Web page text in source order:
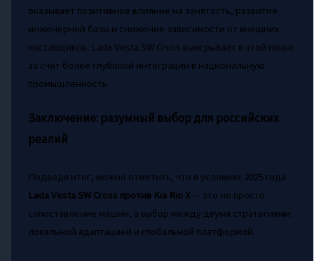
оказывает позитивное влияние на занятость, развитие
инженерной базы и снижение зависимости от внешних
поставщиков. Lada Vesta SW Cross выигрывает в этой гонке
за счёт более глубокой интеграции в национальную
промышленность.
Заключение: разумный выбор для российских
реалий
Подводя итог, можно отметить, что в условиях 2025 года
Lada Vesta SW Cross против Kia Rio X— это не просто
сопоставление машин, а выбор между двумя стратегиями:
локальной адаптацией и глобальной платформой.